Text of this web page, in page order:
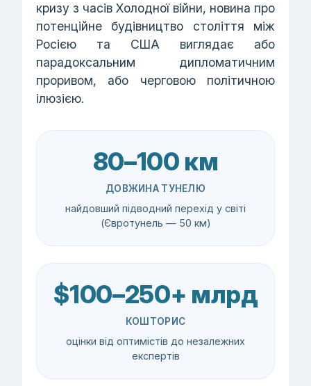
кризу з часів Холодної війни, новина про
потенційне будівництво століття між
Росією та США виглядає або
парадоксальним дипломатичним
проривом, або черговою політичною
ілюзією.
80–100 км
ДОВЖИНА ТУНЕЛЮ
найдовший підводний перехід у світі
(Євротунель — 50 км)
$100–250+ млрд
КОШТОРИС
оцінки від оптимістів до незалежних
експертів